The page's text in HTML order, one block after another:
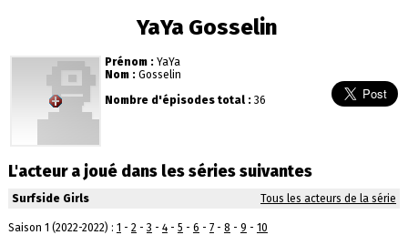
YaYa Gosselin
Prénom : YaYa
Nom : Gosselin
Nombre d'épisodes total : 36
L'acteur a joué dans les séries suivantes
Surfside Girls Tous les acteurs de la série
Saison 1 (2022-2022) : 1 - 2- 3 - 4- 5 - 6 - 7- 8 - 9 - 10